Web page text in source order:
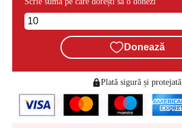
Donează
Plată sigură și protejată